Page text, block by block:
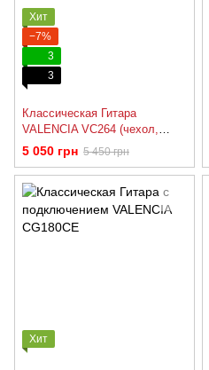
Хит
−7%
3
3
Классическая Гитара
VALENCIA VC264 (чехол,
копилка, медиатор, струна)
5 050 грн 5 450 грн
Хит